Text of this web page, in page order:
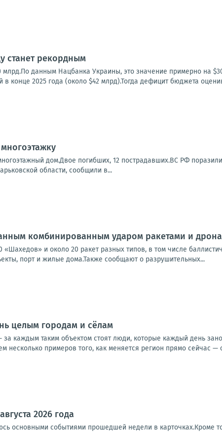
станет рекордным
млрд.По данным Нацбанка Украины, это значение примерно на
конце 2025 года (около $42 млрд).Тогда дефицит бюджета
дом.Двое погибших, 12 пострадавших.ВС РФ
области, сообщили в...
комбинированным ударом ракетами и
и около 20 ракет разных типов, в том числе
порт и жилые дома.Также сообщают о разрушительных...
целым городам и сёлам
каждым таким объектом стоят люди, которые каждый день
несколько примеров того, как меняется регион прямо сейчас —
2026 года
основными событиями прошедшей недели в карточках.Кроме